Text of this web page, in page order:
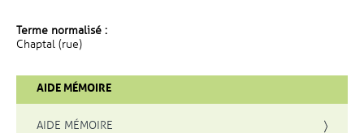
Terme normalisé :
Chaptal (rue)
AIDE MÉMOIRE
AIDE MÉMOIRE